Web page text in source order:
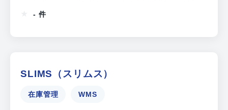
- 件
SLIMS（スリムス）
在庫管理 WMS